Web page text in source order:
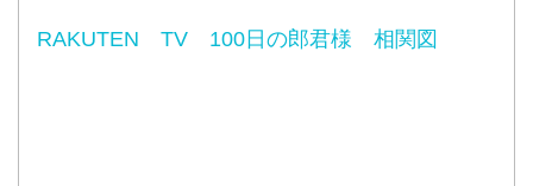
RAKUTEN TV 100日の郎君様 相関図